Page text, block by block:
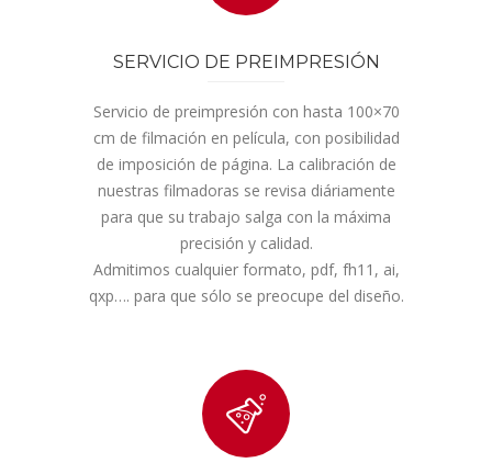
SERVICIO DE PREIMPRESIÓN
Servicio de preimpresión con hasta 100×70
cm de filmación en película, con posibilidad
de imposición de página. La calibración de
nuestras filmadoras se revisa diáriamente
para que su trabajo salga con la máxima
precisión y calidad.
Admitimos cualquier formato, pdf, fh11, ai,
qxp…. para que sólo se preocupe del diseño.